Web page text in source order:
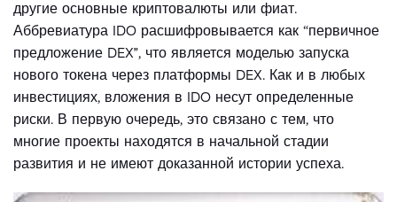
другие основные криптовалюты или фиат.
Аббревиатура IDO расшифровывается как “первичное
предложение DEX”, что является моделью запуска
нового токена через платформы DEX. Как и в любых
инвестициях, вложения в IDO несут определенные
риски. В первую очередь, это связано с тем, что
многие проекты находятся в начальной стадии
развития и не имеют доказанной истории успеха.